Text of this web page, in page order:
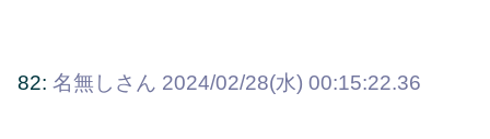
82: 名無しさん 2024/02/28(水) 00:15:22.36